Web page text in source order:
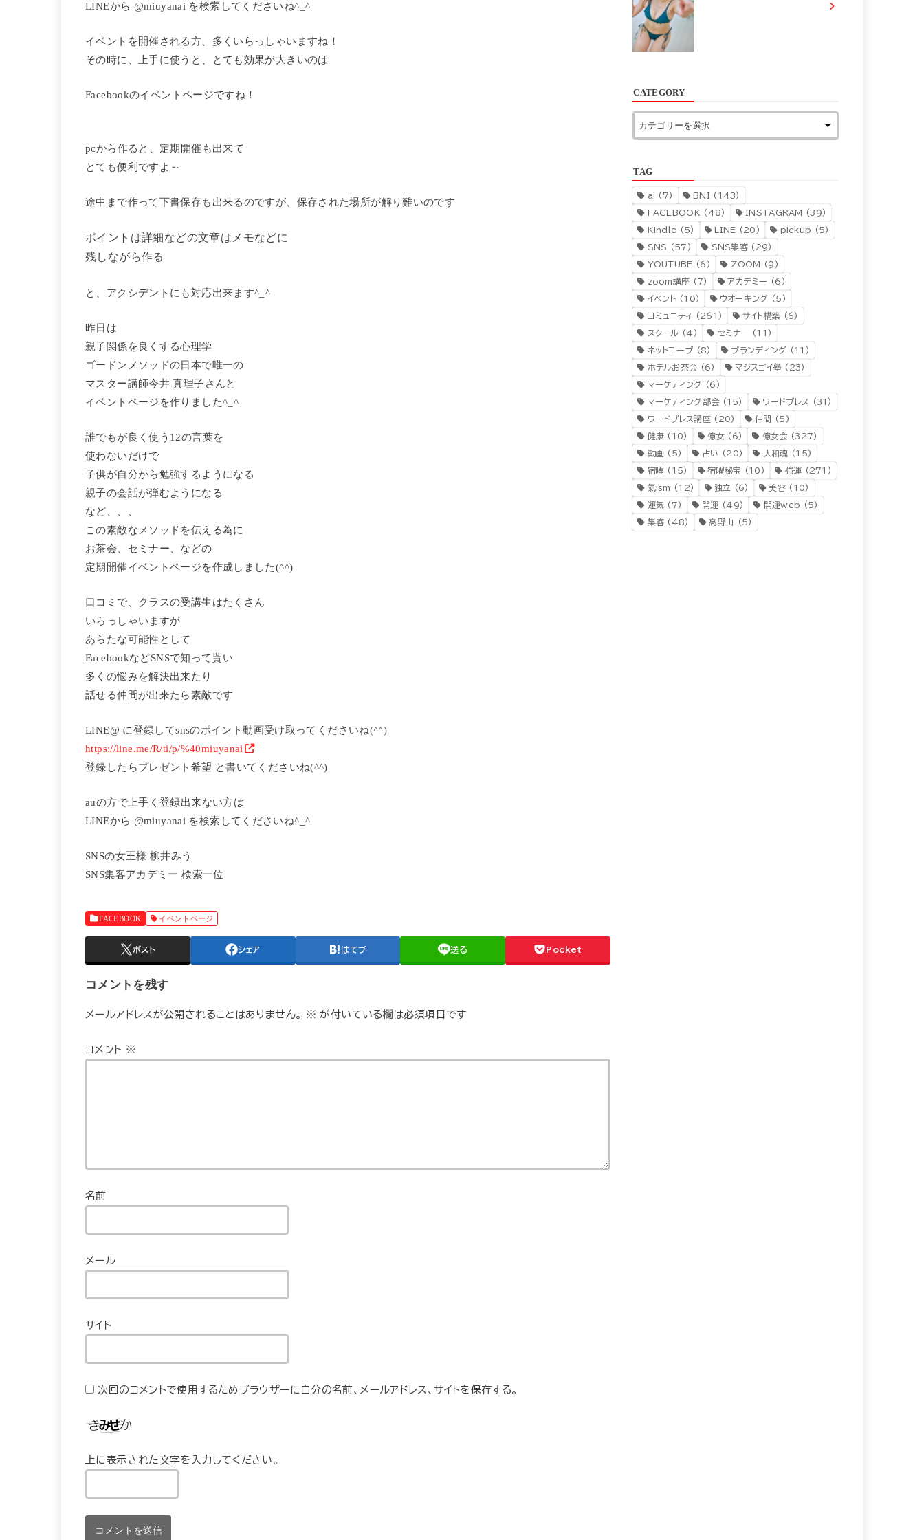
LINEから @miuyanai を検索してくださいね^_^
イベントを開催される方、多くいらっしゃいますね！
その時に、上手に使うと、とても効果が大きいのは
Facebookのイベントページですね！
pcから作ると、定期開催も出来て
とても便利ですよ～
途中まで作って下書保存も出来るのですが、保存された場所が解り難いのです
ポイントは詳細などの文章はメモなどに
残しながら作る
と、アクシデントにも対応出来ます^_^
昨日は
親子関係を良くする心理学
ゴードンメソッドの日本で唯一の
マスター講師今井 真理子さんと
イベントページを作りました^_^
誰でもが良く使う12の言葉を
使わないだけで
子供が自分から勉強するようになる
親子の会話が弾むようになる
など、、、
この素敵なメソッドを伝える為に
お茶会、セミナー、などの
定期開催イベントページを作成しました(^^)
口コミで、クラスの受講生はたくさん
いらっしゃいますが
あらたな可能性として
FacebookなどSNSで知って貰い
多くの悩みを解決出来たり
話せる仲間が出来たら素敵です
LINE@ に登録してsnsのポイント動画受け取ってくださいね(^^)
https://line.me/R/ti/p/%40miuyanai
登録したらプレゼント希望 と書いてくださいね(^^)
auの方で上手く登録出来ない方は
LINEから @miuyanai を検索してくださいね^_^
SNSの女王様 柳井みう
SNS集客アカデミー 検索一位
FACEBOOK イベントページ
ポスト シェア はてブ 送る Pocket
コメントを残す
メールアドレスが公開されることはありません。 ※ が付いている欄は必須項目です
コメント ※
名前
メール
サイト
次回のコメントで使用するためブラウザーに自分の名前、メールアドレス、サイトを保存する。
上に表示された文字を入力してください。
CATEGORY
TAG
ai (7) BNI(143)
FACEBOOK (48) INSTAGRAM (39)
Kindle (5) LINE (20) pickup (5)
SNS (57) SNS集客 (29)
YOUTUBE (6) ZOOM (9)
zoom講座 (7) アカデミー (6)
イベント (10) ウオーキング (5)
コミュニティ (261) サイト構築 (6)
スクール (4) セミナー (11)
ネットコープ (8) ブランディング (11)
ホテルお茶会 (6) マジスゴイ塾 (23)
マーケティング (6)
マーケティング部会 (15) ワードプレス (31)
ワードプレス講座(20) 仲間 (5)
健康 (10) 億女(6) 億女会 (327)
動画 (5) 占い (20) 大和魂 (15)
宿曜 (15) 宿曜秘宝 (10) 強運 (271)
氣ism (12) 独立 (6) 美容 (10)
運気 (7) 開運 (49) 開運web (5)
集客 (48) 高野山 (5)